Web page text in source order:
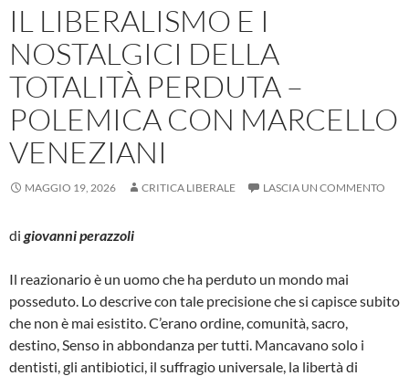
IL LIBERALISMO E I
NOSTALGICI DELLA
TOTALITÀ PERDUTA –
POLEMICA CON MARCELLO
VENEZIANI
MAGGIO 19, 2026 CRITICA LIBERALE LASCIA UN COMMENTO
di giovanni perazzoli
Il reazionario è un uomo che ha perduto un mondo mai
posseduto. Lo descrive con tale precisione che si capisce subito
che non è mai esistito. C’erano ordine, comunità, sacro,
destino, Senso in abbondanza per tutti. Mancavano solo i
dentisti, gli antibiotici, il suffragio universale, la libertà di